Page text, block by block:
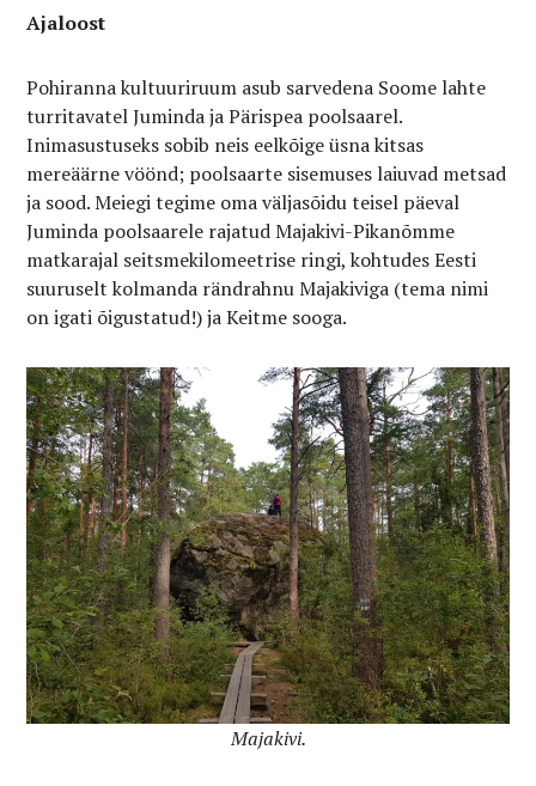
Ajaloost
Pohiranna kultuuriruum asub sarvedena Soome lahte
turritavatel Juminda ja Pärispea poolsaarel.
Inimasustuseks sobib neis eelkõige üsna kitsas
mereäärne vöönd; poolsaarte sisemuses laiuvad metsad
ja sood. Meiegi tegime oma väljasõidu teisel päeval
Juminda poolsaarele rajatud Majakivi-Pikanõmme
matkarajal seitsmekilomeetrise ringi, kohtudes Eesti
suuruselt kolmanda rändrahnu Majakiviga (tema nimi
on igati õigustatud!) ja Keitme sooga.
Majakivi.